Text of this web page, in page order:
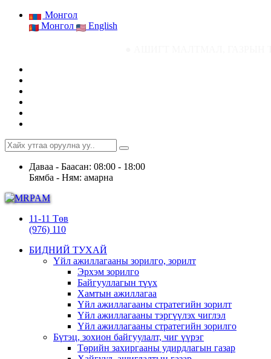
Монгол
Монгол
English
Даваа - Баасан: 08:00 - 18:00
Бямба - Ням: амарна
11-11 Төв
(976) 110
БИДНИЙ ТУХАЙ
Үйл ажиллагааны зорилго, зорилт
Эрхэм зорилго
Байгууллагын түүх
Хамтын ажиллагаа
Үйл ажиллагааны стратегийн зорилт
Үйл ажиллагааны тэргүүлэх чиглэл
Үйл ажиллагааны стратегийн зорилго
Бүтэц, зохион байгуулалт, чиг үүрэг
Төрийн захиргааны удирдлагын газар